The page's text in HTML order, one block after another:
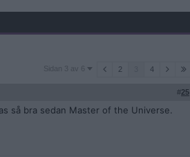
Sidan
Sidan 3 av 6 2 4
#25
så bra sedan Master of the Universe.